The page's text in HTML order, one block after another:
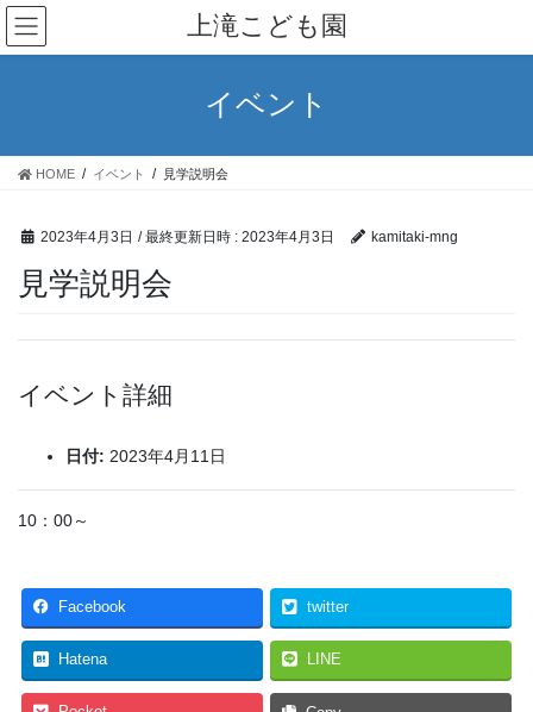
コ
ン
テ
ス
ナ
ビ
ゲ
ン
上滝こども園
イベント
HOME イベント 見学説明会
2023年4月3日 / 最終更新日時 : 2023年4月3日 kamitaki-mng
見学説明会
イベント詳細
日付: 2023年4月11日
10：00～
Facebook twitter
Hatena LINE